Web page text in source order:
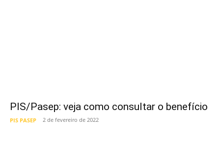
PIS/Pasep: veja como consultar o benefício
PIS PASEP 2 de fevereiro de 2022